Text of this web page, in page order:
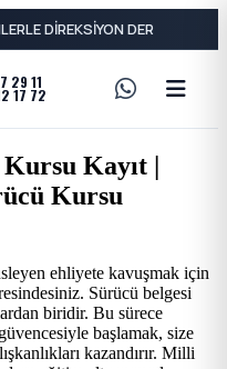
29 11
17 72
Kayıt |
Kursu
ehliyete kavuşmak için
Sürücü belgesi
biridir. Bu sürece
güvencesiyle başlamak, size
kazandırır. Milli